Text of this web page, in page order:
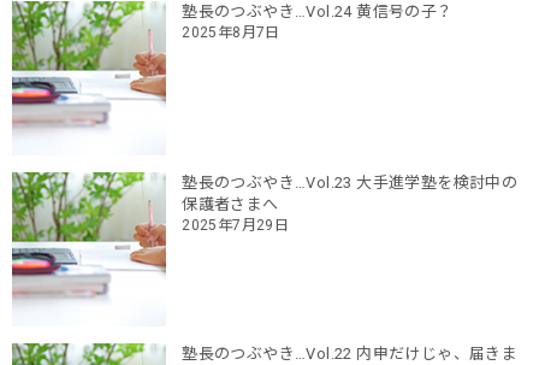
塾長のつぶやき…Vol.24 黄信号の子？
2025年8月7日
塾長のつぶやき…Vol.23 大手進学塾を検討中の
保護者さまへ
2025年7月29日
塾長のつぶやき…Vol.22 内申だけじゃ、届きま